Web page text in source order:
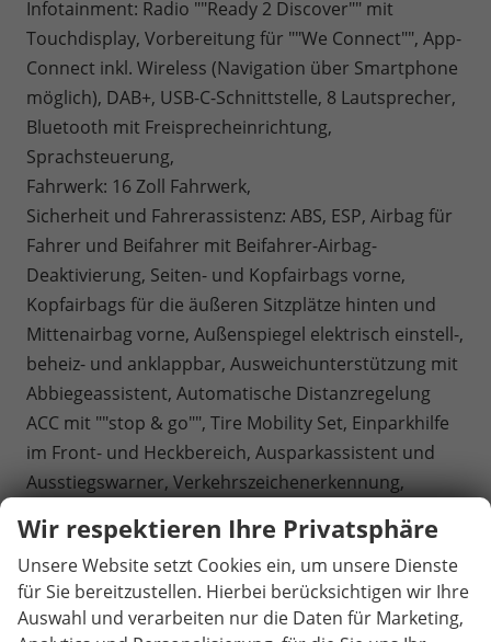
Infotainment: Radio ""Ready 2 Discover"" mit
Touchdisplay, Vorbereitung für ""We Connect"", App-
Connect inkl. Wireless (Navigation über Smartphone
möglich), DAB+, USB-C-Schnittstelle, 8 Lautsprecher,
Bluetooth mit Freisprecheinrichtung,
Sprachsteuerung,
Fahrwerk: 16 Zoll Fahrwerk,
Sicherheit und Fahrerassistenz: ABS, ESP, Airbag für
Fahrer und Beifahrer mit Beifahrer-Airbag-
Deaktivierung, Seiten- und Kopfairbags vorne,
Kopfairbags für die äußeren Sitzplätze hinten und
Mittenairbag vorne, Außenspiegel elektrisch einstell-,
beheiz- und anklappbar, Ausweichunterstützung mit
Abbiegeassistent, Automatische Distanzregelung
ACC mit ""stop & go"", Tire Mobility Set, Einparkhilfe
im Front- und Heckbereich, Ausparkassistent und
Ausstiegswarner, Verkehrszeichenerkennung,
Kreuzungsassistent, Notbremsassistent ""Front
Assist"" mit Fußgänger- und Radfahrererkennung,
Notrufsystem eCall, Reifenkontrollanzeige.
ausl. Ez. und Garantiebeginn / Endkundennachweis
Wir respektieren Ihre Privatsphäre
Unsere Website setzt Cookies ein, um unsere Dienste
für Sie bereitzustellen. Hierbei berücksichtigen wir Ihre
Auswahl und verarbeiten nur die Daten für Marketing,